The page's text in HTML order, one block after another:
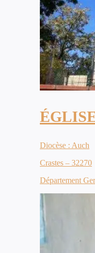
Diocèse : Auch
Crastes – 32270
Département